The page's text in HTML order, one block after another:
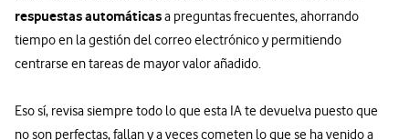
respuestas automáticasa preguntas frecuentes, ahorrando
tiempo en la gestión del correo electrónico y permitiendo
centrarse en tareas de mayor valor añadido.
Eso sí, revisa siempre todo lo que esta IA te devuelva puesto que
no son perfectas, fallan y a veces cometen lo que se ha venido a